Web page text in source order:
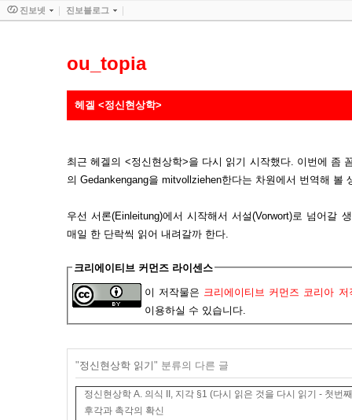
ou_topia
헤겔 <정신현상학>
최근 헤겔의 <정신현상학>을 다시 읽기 시작했다. 이번에 좀
의 Gedankengang을 mitvollziehen한다는 차원에서 번역해 볼
우선 서론(Einleitung)에서 시작해서 서설(Vorwort)로 넘어갈
매일 한 단락씩 읽어 내려갈까 한다.
크리에이티브 커먼즈 라이센스
이 저작물은 크리에이티브 커먼즈 코리아
이용하실 수 있습니다.
"정신현상학 읽기" 분류의 다른 글
정신현상학 A. 의식 II, 지각 §1 (다시 읽은 것을 다시 읽기 - 첫번
후각과 촉각의 확신
진보넷 진보블로그